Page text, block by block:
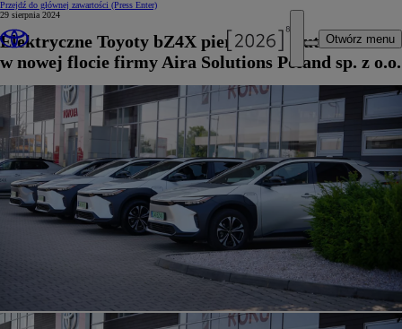
Przejdź do głównej zawartości (Press Enter)
Otwórz menu
29 sierpnia 2024
Elektryczne Toyoty bZ4X pierwszymi autami
w nowej flocie firmy Aira Solutions Poland sp. z o.o.